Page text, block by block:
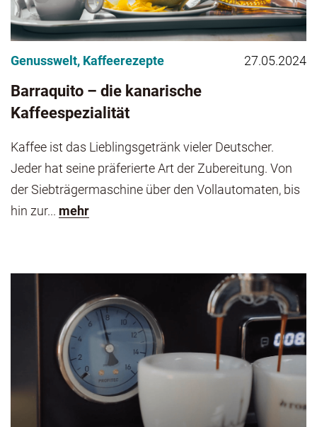
Genusswelt, Kaffeerezepte 27.05.2024
Barraquito – die kanarische
Kaffeespezialität
Kaffee ist das Lieblingsgetränk vieler Deutscher.
Jeder hat seine präferierte Art der Zubereitung. Von
der Siebträgermaschine über den Vollautomaten, bis
hin zur... mehr